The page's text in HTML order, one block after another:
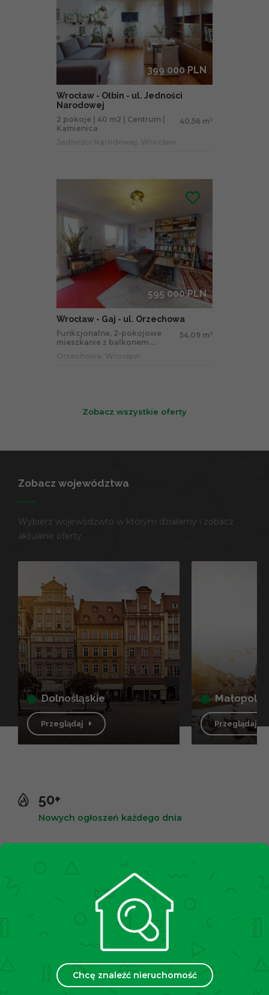
Chcę znaleźć nieruchomość
399 000 PLN
Wrocław - Ołbin - ul. Jedności
Narodowej
2 pokoje | 40 m2 | Centrum |
Kamienica
40.56 m 2
595 000 PLN
Wrocław - Gaj - ul. Orzechowa
Funkcjonalne, 2-pokojowe
mieszkanie z balkonem ...
54.09 m 2
Zobacz wszystkie oferty
Zobacz województwa
Wybierz wojewódzwto w którym działamy i zobacz
aktualne oferty
dolnośląskie
Przeglądaj Przeglądaj
50+
Nowych ogłoszeń każdego dnia
Zadowolonych klientów
Spotkań miesięcznie
35
Placówek w Polsce